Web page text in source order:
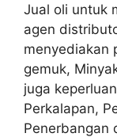
Jual oli untuk
agen
menyediakan
gemuk,
juga
Perkalapan,
Penerbangan